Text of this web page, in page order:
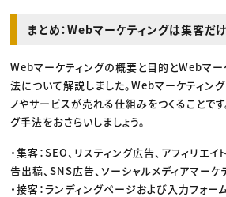
まとめ：Webマーケティングは集客だ
Webマーケティングの概要と目的とWebマ
法について解説しました。Webマーケティン
ノやサービスが売れる仕組みをつくることで
グ手法をおさらいしましょう。
・集客：SEO、リスティング広告、アフィリエ
告出稿、SNS広告、ソーシャルメディアマーケ
・接客：ランディングページおよび入力フォ